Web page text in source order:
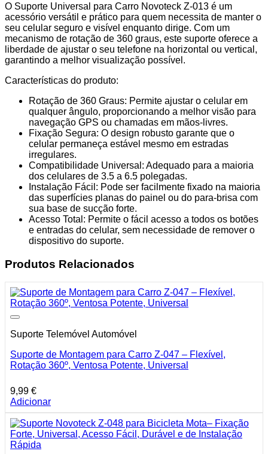
O Suporte Universal para Carro Novoteck Z-013 é um
acessório versátil e prático para quem necessita de manter o
seu celular seguro e visível enquanto dirige. Com um
mecanismo de rotação de 360 graus, este suporte oferece a
liberdade de ajustar o seu telefone na horizontal ou vertical,
garantindo a melhor visualização possível.
Características do produto:
Rotação de 360 Graus: Permite ajustar o celular em
qualquer ângulo, proporcionando a melhor visão para
navegação GPS ou chamadas em mãos-livres.
Fixação Segura: O design robusto garante que o
celular permaneça estável mesmo em estradas
irregulares.
Compatibilidade Universal: Adequado para a maioria
dos celulares de 3.5 a 6.5 polegadas.
Instalação Fácil: Pode ser facilmente fixado na maioria
das superfícies planas do painel ou do para-brisa com
sua base de sucção forte.
Acesso Total: Permite o fácil acesso a todos os botões
e entradas do celular, sem necessidade de remover o
dispositivo do suporte.
Produtos Relacionados
Suporte Telemóvel Automóvel
Suporte de Montagem para Carro Z-047 – Flexível,
Rotação 360º, Ventosa Potente, Universal
9,99 €
Adicionar